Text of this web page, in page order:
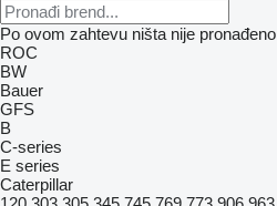
Po ovom zahtevu ništa nije pronađeno
ROC
BW
Bauer
GFS
B
C-series
E series
Caterpillar